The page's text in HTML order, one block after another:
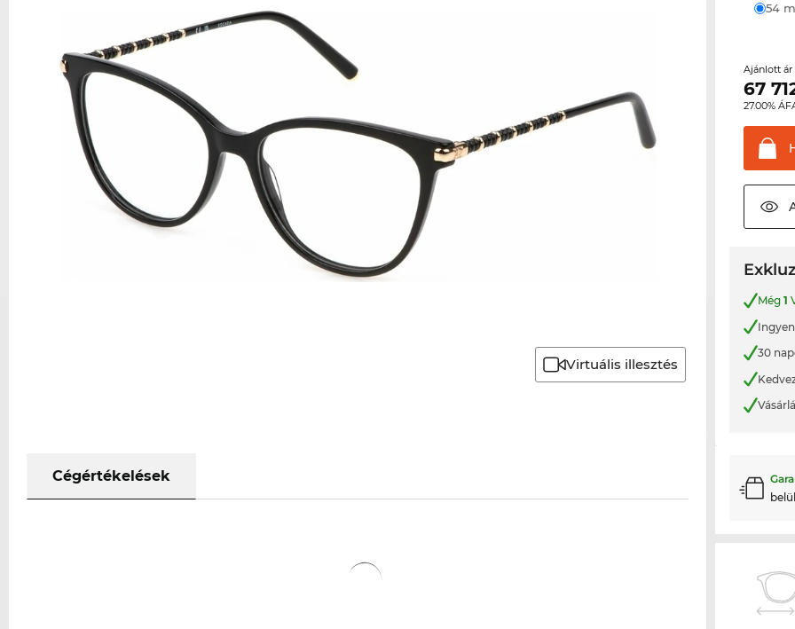
Virtuális illesztés
Cégértékelések
54
Ajánlott ár
67
27.00%
Még1
30